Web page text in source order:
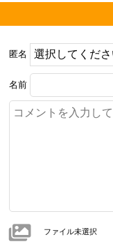
匿名
名前
ファイル未選択